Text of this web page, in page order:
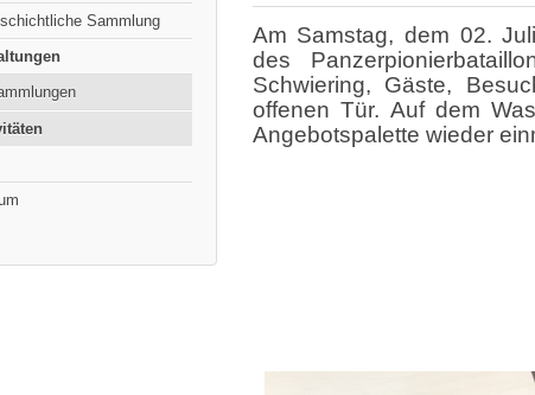
Sammlung
Am Samstag, dem 02.
des
Schwiering, Gäste,
offenen Tür. Auf dem
Angebotspalette wieder